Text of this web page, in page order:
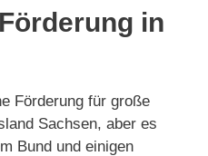
in
Förderung für große
Sachsen, aber es
Bund und einigen